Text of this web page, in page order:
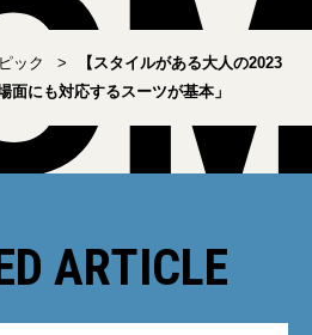
ック
【スタイルがある大人の2023
面にも対応するスーツが基本」
ARTICLE